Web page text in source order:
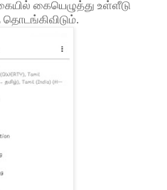
கையெழுத்து உள்ளீடு
தொடங்கிவிடும்.